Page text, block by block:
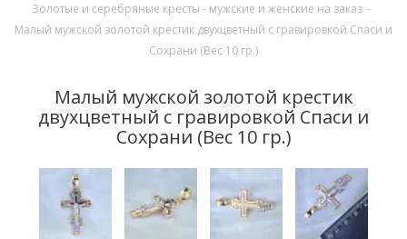
Золотые и серебряные кресты - мужские и женские на заказ -
Малый мужской золотой крестик двухцветный с гравировкой Спаси и
Сохрани (Вес 10 гр.)
Малый мужской золотой крестик
двухцветный с гравировкой Спаси и
Сохрани (Вес 10 гр.)